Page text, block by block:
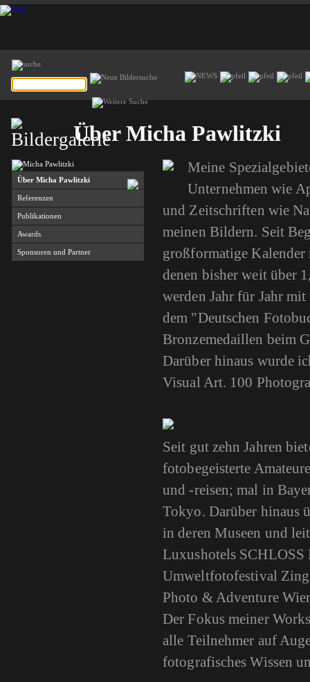
Über Micha Pawlitzki
Über Micha Pawlitzki
Referenzen
Publikationen
Awards
Sponsoren und Partner
Meine
Unternehmen wie
und Zeitschriften wie
meinen Bildern. Seit
großformatige
denen bisher weit über
werden Jahr für Jahr
dem "Deutschen
Bronzemedaillen beim
Darüber hinaus wurde
Visual Art. 100
Seit gut zehn Jahren
fotobegeisterte
und -reisen; mal in
Tokyo. Darüber hinaus
in deren Museen und
Luxushotels
Umweltfotofestival
Photo & Adventure
Der Fokus meiner
alle Teilnehmer auf
fotografisches Wissen